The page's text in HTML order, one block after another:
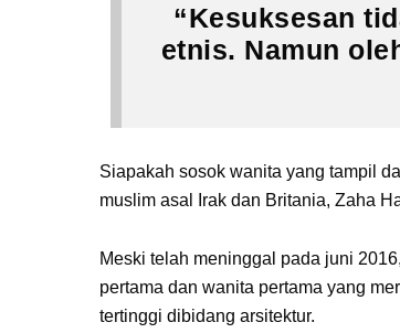
“Kesuksesan
etnis. Namun
Siapakah sosok wanita yang tampil
muslim asal Irak dan Britania, Zaha
Meski telah meninggal pada juni
pertama dan wanita pertama yang
tertinggi dibidang arsitektur.